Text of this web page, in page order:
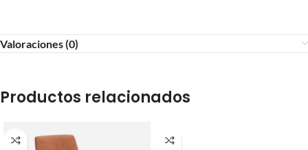
Valoraciones (0)
Productos relacionados